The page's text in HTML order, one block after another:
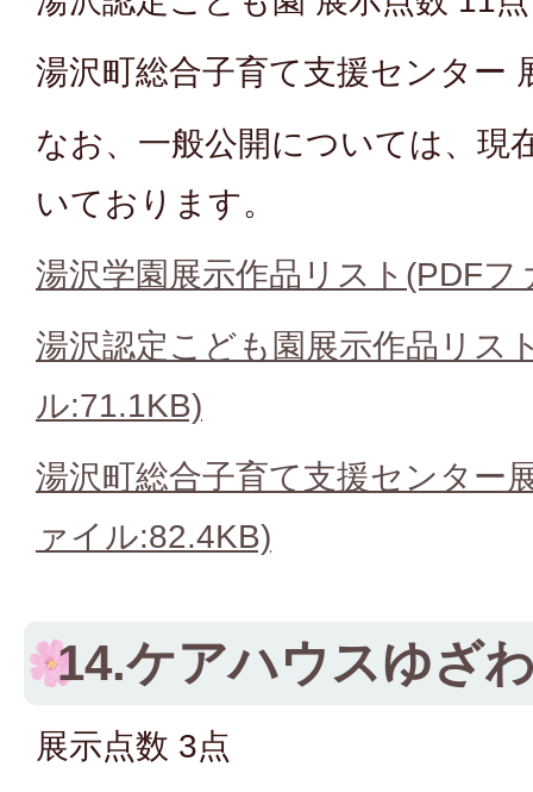
湯沢町総合子育て支援センター
なお、一般公開については、現
いております。
湯沢学園展示作品リスト(PDFフ
湯沢認定こども園展示作品リス
ル:71.1KB)
湯沢町総合子育て支援センター
ァイル:82.4KB)
14.ケアハウスゆざ
展示点数 3点